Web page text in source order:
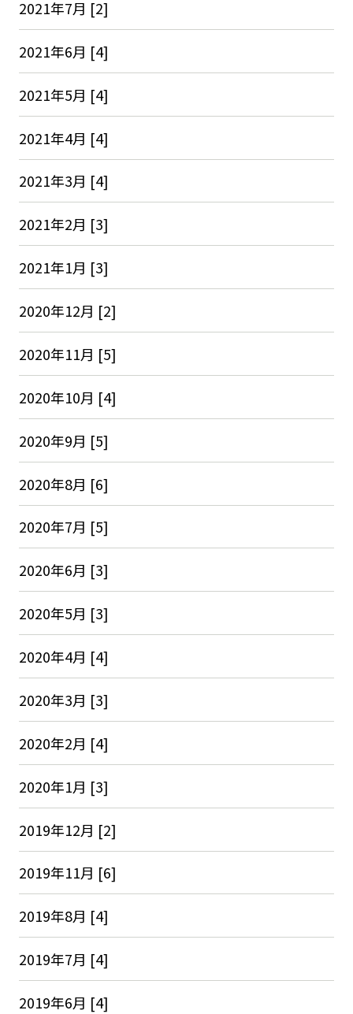
2021年7月 [2]
2021年6月 [4]
2021年5月 [4]
2021年4月 [4]
2021年3月 [4]
2021年2月 [3]
2021年1月 [3]
2020年12月 [2]
2020年11月 [5]
2020年10月 [4]
2020年9月 [5]
2020年8月 [6]
2020年7月 [5]
2020年6月 [3]
2020年5月 [3]
2020年4月 [4]
2020年3月 [3]
2020年2月 [4]
2020年1月 [3]
2019年12月 [2]
2019年11月 [6]
2019年8月 [4]
2019年7月 [4]
2019年6月 [4]